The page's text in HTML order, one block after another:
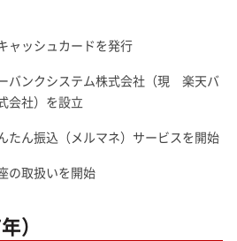
ャッシュカードを発行
バンクシステム株式会社（現 楽天バ
会社）を設立
たん振込（メルマネ）サービスを開始
の取扱いを開始
）